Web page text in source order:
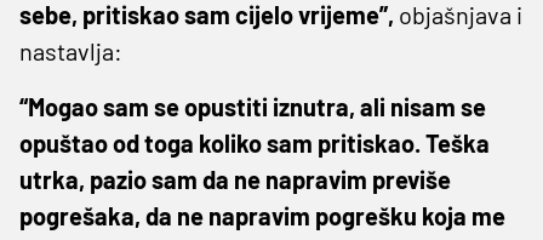
sebe, pritiskao sam cijelo vrijeme”, objašnjava i
nastavlja:
“Mogao sam se opustiti iznutra, ali nisam se
opuštao od toga koliko sam pritiskao. Teška
utrka, pazio sam da ne napravim previše
pogrešaka, da ne napravim pogrešku koja me